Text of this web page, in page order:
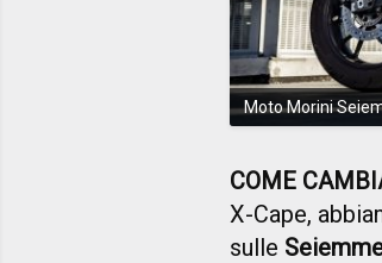
Moto Morini
COME
X-Cape,
sulle